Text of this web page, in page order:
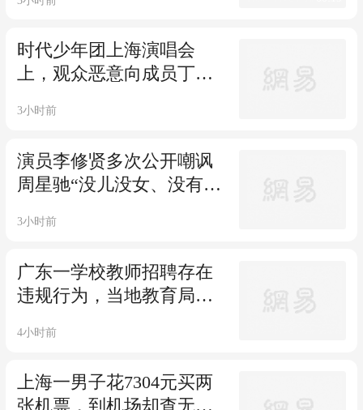
时代少年团上海演唱会
上，观众恶意向成员丁程
峰峻：取消其全部高级会
旗下所有演出活动门票
3小时前
演员李修贤多次公开嘲讽
周星驰“没儿没女、没有朋
近日其公开致歉：恳请不
3小时前
广东一学校教师招聘存在
违规行为，当地教育局通
名信息，以利益许诺劝其
位招聘暂停
4小时前
上海一男子花7304元买两